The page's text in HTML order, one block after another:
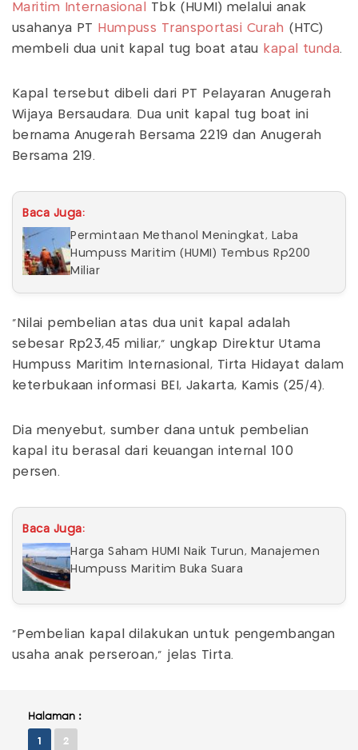
Maritim Internasional
Tbk (HUMI) melalui anak
usahanya PT
Humpuss Transportasi Curah (HTC)
membeli dua unit kapal tug boat atau kapal tunda.
Kapal tersebut dibeli dari PT Pelayaran Anugerah
Wijaya Bersaudara. Dua unit kapal tug boat ini
bernama Anugerah Bersama 2219 dan Anugerah
Bersama 219.
Baca Juga:
Permintaan Methanol Meningkat, Laba
Humpuss Maritim (HUMI) Tembus Rp200
Miliar
"Nilai pembelian atas dua unit kapal adalah
sebesar Rp23,45 miliar," ungkap Direktur Utama
Humpuss Maritim Internasional, Tirta Hidayat dalam
keterbukaan informasi BEI, Jakarta, Kamis (25/4).
Dia menyebut, sumber dana untuk pembelian
kapal itu berasal dari keuangan internal 100
persen.
Baca Juga:
Harga Saham HUMI Naik Turun, Manajemen
Humpuss Maritim Buka Suara
"Pembelian kapal dilakukan untuk pengembangan
usaha anak perseroan," jelas Tirta.
Halaman :
1 2